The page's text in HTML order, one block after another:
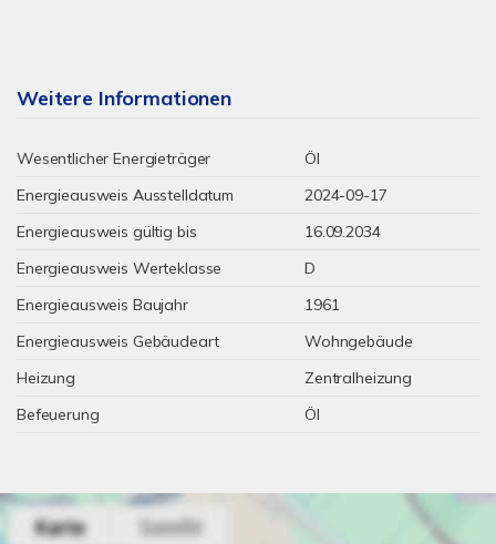
Weitere Informationen
Wesentlicher Energieträger
Öl
Energieausweis Ausstelldatum
2024-09-17
Energieausweis gültig bis
16.09.2034
Energieausweis Werteklasse
D
Energieausweis Baujahr
1961
Energieausweis Gebäudeart
Wohngebäude
Heizung
Zentralheizung
Befeuerung
Öl